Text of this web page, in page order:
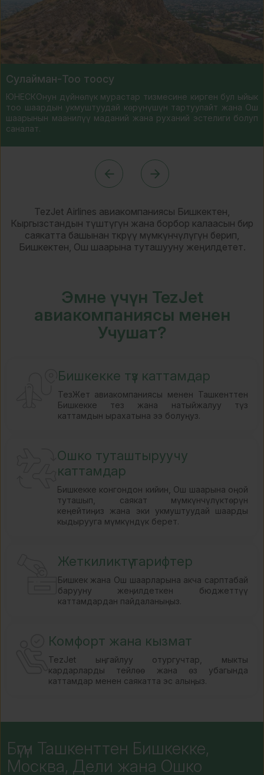
Сулайман-Тоо тоосу
ЮНЕСКОнун дүйнөлүк мурастар тизмесине кирген бул ыйык
тоо шаардын укмуштуудай көрүнүшүн тартуулайт жана Ош
шаарынын маанилүү маданий жана руханий эстелиги болуп
саналат.
TezJet Airlines авиакомпаниясы Бишкектен,
Кыргызстандын түштүгүн жана борбор калаасын бир
саякатта башынан өткөрүү мүмкүнчүлүгүн берип,
Бишкектен, Ош шаарына туташууну жеңилдетет.
Эмне үчүн TezJet
авиакомпаниясы менен
Учушат?
Бишкекке түз каттамдар
ТезЖет авиакомпаниясы менен Ташкенттен
Бишкекке тез жана натыйжалуу түз
каттамдын ырахатына ээ болуңуз.
Ошко туташтыруучу
каттамдар
Бишкекке конгондон кийин, Ош шаарына оңой
туташып, саякат мүмкүнчүлүктөрүн
кеңейтиңиз жана эки укмуштуудай шаарды
кыдырууга мүмкүндүк берет.
Жеткиликтүү тарифтер
Бишкек жана Ош шаарларына акча сарптабай
барууну жеңилдеткен бюджеттүү
каттамдардан пайдаланыңыз.
Комфорт жана кызмат
TezJet ыңгайлуу отургучтар, мыкты
кардарларды тейлөө жана өз убагында
каттамдар менен саякатта эс алыңыз.
Бүгүн Ташкенттен Бишкекке,
Москва, Дели жана Ошко